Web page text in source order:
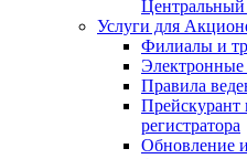
Центральный
Услуги для
Филиалы и
Электронные
Правила
Прейскурант
регистратора
Обновление